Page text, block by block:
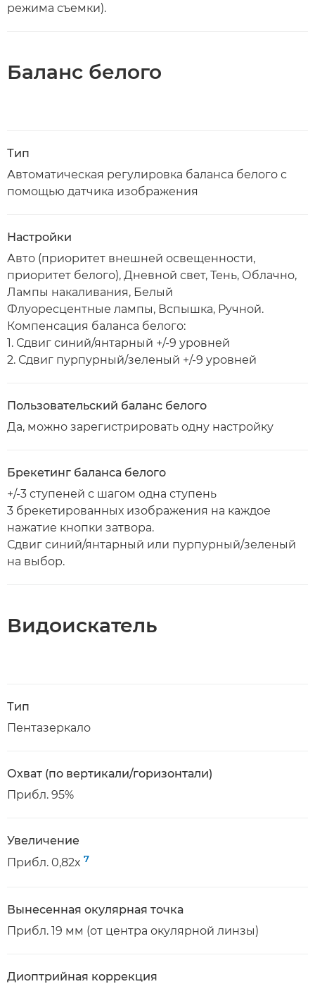
режима съемки).
Баланс белого
Тип
Автоматическая регулировка баланса белого с
помощью датчика изображения
Настройки
Авто (приоритет внешней освещенности,
приоритет белого), Дневной свет, Тень, Облачно,
Лампы накаливания, Белый
Флуоресцентные лампы, Вспышка, Ручной.
Компенсация баланса белого:
1. Сдвиг синий/янтарный +/-9 уровней
2. Сдвиг пурпурный/зеленый +/-9 уровней
Пользовательский баланс белого
Да, можно зарегистрировать одну настройку
Брекетинг баланса белого
+/-3 ступеней с шагом одна ступень
3 брекетированных изображения на каждое
нажатие кнопки затвора.
Сдвиг синий/янтарный или пурпурный/зеленый
на выбор.
Видоискатель
Тип
Пентазеркало
Охват (по вертикали/горизонтали)
Прибл. 95%
Увеличение
Прибл. 0,82x 7
Вынесенная окулярная точка
Прибл. 19 мм (от центра окулярной линзы)
Диоптрийная коррекция